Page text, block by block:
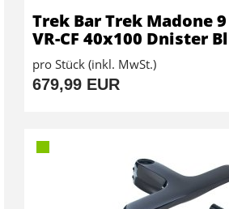
Trek Bar Trek Madone
VR-CF 40x100 Dnister Bl
pro Stück (inkl. MwSt.)
679,99 EUR